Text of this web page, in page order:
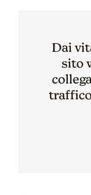
Dai
sito
traffico